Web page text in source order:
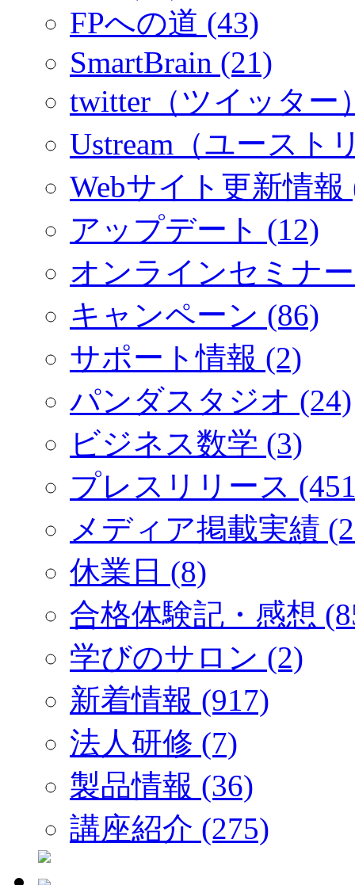
FPへの道 (43)
SmartBrain (21)
twitter（ツイッター
Ustream（ユースト
Webサイト更新情報
アップデート (12)
オンラインセミナ
キャンペーン (86)
サポート情報 (2)
パンダスタジオ (24)
ビジネス数学 (3)
プレスリリース
メディア掲載実績
休業日 (8)
合格体験記・感想
学びのサロン (2)
新着情報 (917)
法人研修 (7)
製品情報 (36)
講座紹介 (275)